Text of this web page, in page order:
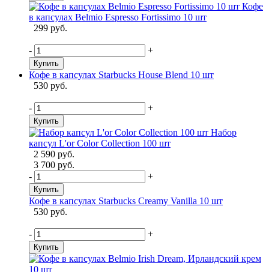
Кофе
в капсулах Belmio Espresso Fortissimo 10 шт
299 руб.
- +
Купить
Кофе в капсулах Starbucks House Blend 10 шт
530 руб.
- +
Купить
Набор
капсул L'or Color Collection 100 шт
2 590 руб.
3 700 руб.
-
+
Купить
Кофе в капсулах Starbucks Creamy Vanilla 10 шт
530 руб.
- +
Купить